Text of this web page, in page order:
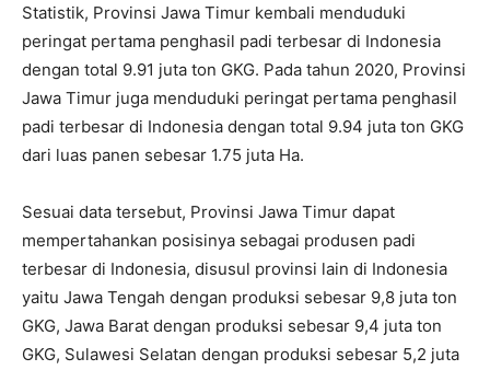
Statistik, Provinsi Jawa Timur kembali menduduki
peringat pertama penghasil padi terbesar di Indonesia
dengan total 9.91 juta ton GKG. Pada tahun 2020, Provinsi
Jawa Timur juga menduduki peringat pertama penghasil
padi terbesar di Indonesia dengan total 9.94 juta ton GKG
dari luas panen sebesar 1.75 juta Ha.
Sesuai data tersebut, Provinsi Jawa Timur dapat
mempertahankan posisinya sebagai produsen padi
terbesar di Indonesia, disusul provinsi lain di Indonesia
yaitu Jawa Tengah dengan produksi sebesar 9,8 juta ton
GKG, Jawa Barat dengan produksi sebesar 9,4 juta ton
GKG, Sulawesi Selatan dengan produksi sebesar 5,2 juta